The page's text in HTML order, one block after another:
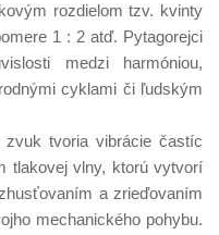
rozdielom tzv. kvinty
1 : 2 atď. Pytagorejci
medzi harmóniou,
cyklami či ľudským
tvoria vibrácie častíc
tlakovej vlny, ktorú vytvorí
a zrieďovaním
mechanického pohybu.